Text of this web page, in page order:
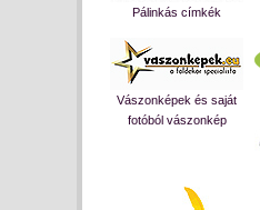
Pálinkás címkék
Vászonképek és saját
fotóból vászonkép